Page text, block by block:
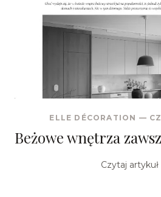
ELLE DÉCORATION —
Beżowe wnętrza
Czytaj artykuł